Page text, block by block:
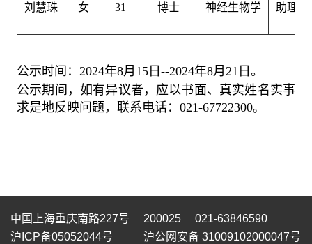
刘慧珠 女 31 博士 神经生物学 助理研
公示时间： 2024年8月 15日 --2024年8月 21 日。
公示期间，如有异议者，应以书面、真实姓名实事
求是地反映问题，联系电话： 021-67722300。
中国上海重庆南路227号 200025 021-63846590
沪ICP备05052044号
沪公网安备 31009102000047号